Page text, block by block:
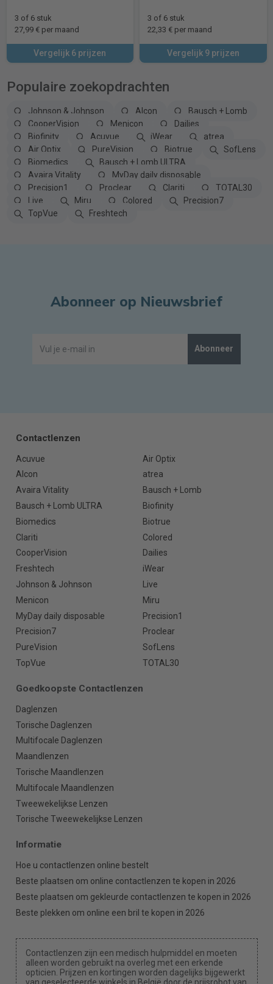
3 of 6 stuk
27,99 € per maand
Vergelijk 6 prijzen
3 of 6 stuk
22,33 € per maand
Vergelijk 9 prijzen
Populaire zoekopdrachten
Johnson & Johnson Alcon
Bausch + Lomb
CooperVision
Menicon
Dailies
Biofinity
Acuvue iWear
atrea
Air Optix
PureVision Biotrue
SofLens
Biomedics
Bausch + Lomb ULTRA
Avaira Vitality
MyDay daily disposable
Precision1
Proclear Clariti
TOTAL30
Live
Miru Colored
Precision7
TopVue
Freshtech
Abonneer op Nieuwsbrief
Abonneer
Contactlenzen
Acuvue
Air Optix
Alcon
atrea
Avaira Vitality
Bausch + Lomb
Bausch + Lomb ULTRA
Biofinity
Biomedics
Biotrue
Clariti
Colored
CooperVision
Dailies
Freshtech
iWear
Johnson & Johnson
Live
Menicon
Miru
MyDay daily disposable
Precision1
Precision7
Proclear
PureVision
SofLens
TopVue
TOTAL30
Goedkoopste Contactlenzen
Daglenzen
Torische Daglenzen
Multifocale Daglenzen
Maandlenzen
Torische Maandlenzen
Multifocale Maandlenzen
Tweewekelijkse Lenzen
Torische Tweewekelijkse Lenzen
Informatie
Hoe u contactlenzen online bestelt
Beste plaatsen om online contactlenzen te kopen in 2026
Beste plaatsen om gekleurde contactlenzen te kopen in 2026
Beste plekken om online een bril te kopen in 2026
Contactlenzen zijn een medisch hulpmiddel en moeten
alleen worden gebruikt na overleg met een erkende
opticien. Prijzen en kortingen worden dagelijks bijgewerkt